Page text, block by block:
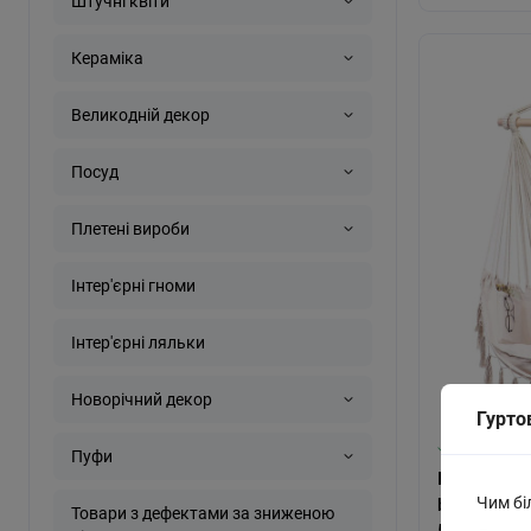
Кераміка
Великодній декор
Посуд
Плетені вироби
Інтер'єрні гноми
Інтер'єрні ляльки
Новорічний декор
Пуфи
Товари з дефектами за зниженою
Підвісне
bohoЧим